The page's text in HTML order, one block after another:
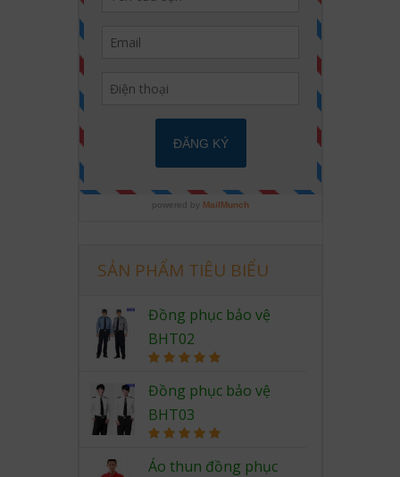
SẢN PHẨM TIÊU BIỂU
Đồng phục bảo vệ
BHT02
out of 5
Đồng phục bảo vệ
BHT03
out of 5
Áo thun đồng phục